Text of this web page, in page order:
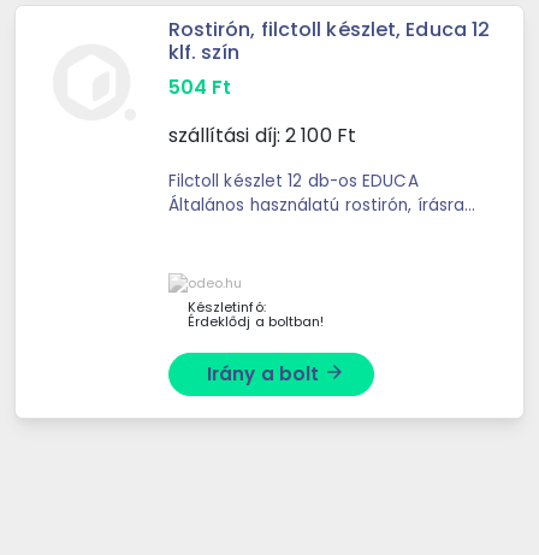
Rostirón, filctoll készlet, Educa 12
klf. szín
504 Ft
szállítási díj: 2 100Ft
Filctoll készlet 12 db-os EDUCA
Általános használatú rostirón, írásra,
átlátszó tokban. ...
Készletinfó:
Érdeklődj a boltban!
Irány a bolt arrow_forward